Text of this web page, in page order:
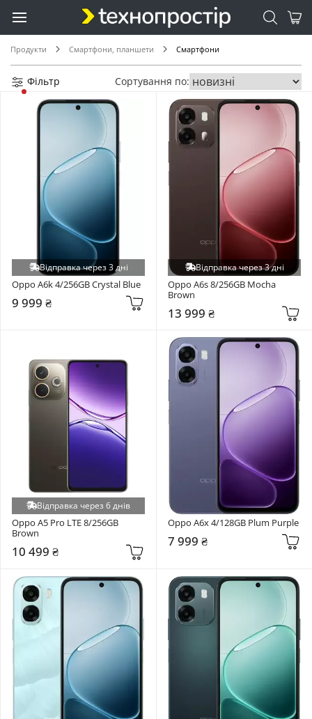
Продукти Смартфони, планшети Смартфони
Фільтр Сортування по:
Відправка через 3 дні
Oppo A6k 4/256GB Crystal Blue
9 999 ₴
Відправка через 3 дні
Oppo A6s 8/256GB Mocha
Brown
13 999 ₴
Відправка через 6 днів
Oppo A5 Pro LTE 8/256GB
Brown
10 499 ₴
Oppo A6x 4/128GB Plum Purple
7 999 ₴